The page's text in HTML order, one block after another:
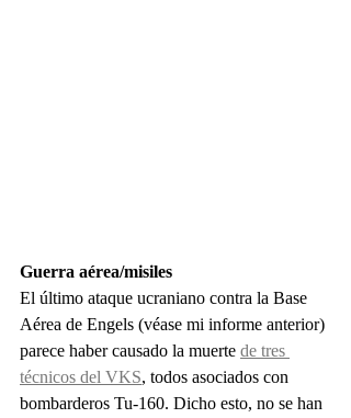
Guerra aérea/misiles
El último ataque ucraniano contra la Base
Aérea de Engels (véase mi informe anterior)
parece haber causado la muerte de tres
técnicos del VKS, todos asociados con
bombarderos Tu-160. Dicho esto, no se han